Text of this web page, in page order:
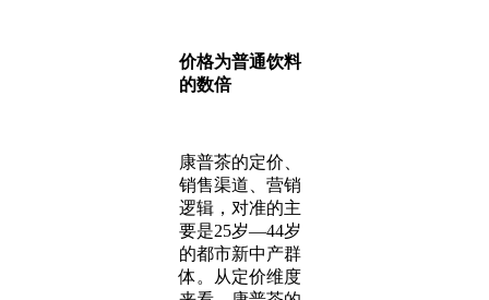
价格为普通饮料
的数倍
康普茶的定价、
销售渠道、营销
逻辑，对准的主
要是25岁—44岁
的都市新中产群
体。从定价维度